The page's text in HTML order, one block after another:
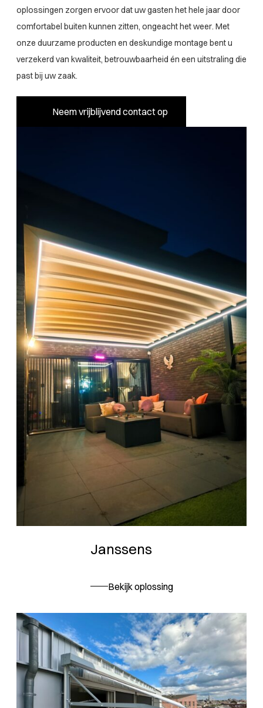
oplossingen zorgen ervoor dat uw gasten het hele jaar door
comfortabel buiten kunnen zitten, ongeacht het weer. Met
onze duurzame producten en deskundige montage bent u
verzekerd van kwaliteit, betrouwbaarheid én een uitstraling die
past bij uw zaak.
Neem vrijblijvend contact op
Janssens
Bekijk oplossing